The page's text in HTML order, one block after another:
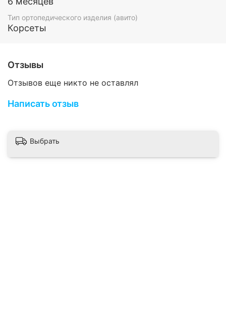
Высота спинки регулируется от 22 см до 31 см
Тип ортопедического изделия (авито)
Корсеты
Отзывы
Отзывов еще никто не оставлял
Написать отзыв
Выбрать